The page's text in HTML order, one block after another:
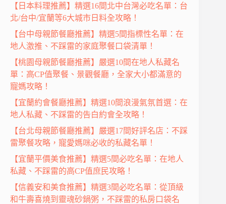
【日本料理推薦】精選16間北中台灣必吃名單：台
北/台中/宜蘭等6大城市日料全攻略！
【台中母親節餐廳推薦】精選5間指標性名單：在
地人激推、不踩雷的家庭聚餐口袋清單！
【桃園母親節餐廳推薦】嚴選10間在地人私藏名
單：高CP值聚餐、景觀餐廳，全家大小都滿意的
寵媽攻略！
【宜蘭約會餐廳推薦】精選10間浪漫氣氛首選：在
地人私藏、不踩雷的告白約會全攻略！
【台北母親節餐廳推薦】嚴選17間好評名店：不踩
雷聚餐攻略，寵愛媽咪必收的私藏名單！
【宜蘭平價美食推薦】精選5間必吃名單：在地人
私藏、不踩雷的高CP值庶民攻略！
【信義安和美食推薦】精選3間必吃名單：從頂級
和牛壽喜燒到靈魂砂鍋粥，不踩雷的私房口袋名